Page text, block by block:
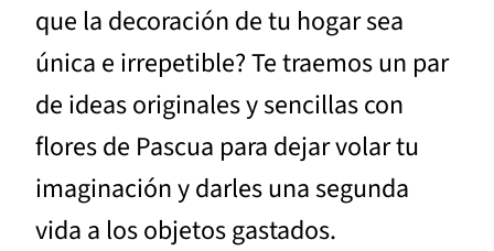
que la decoración de tu hogar sea
única e irrepetible? Te traemos un par
de ideas originales y sencillas con
flores de Pascua para dejar volar tu
imaginación y darles una segunda
vida a los objetos gastados.